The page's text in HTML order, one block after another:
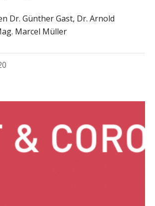
Dr. Günther Gast, Dr. Arnold
Marcel Müller